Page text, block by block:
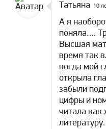
Татьяна 10
А я
поняла….
Высшая
время так
когда мой
открыла
забыли
цифры и
читала как